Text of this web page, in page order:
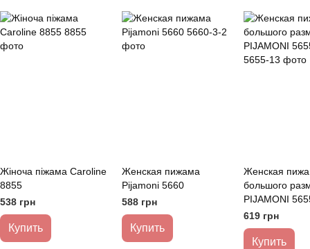
Жіноча піжама Caroline
8855
538 грн
Купить
Женская пижама
Pijamoni 5660
588 грн
Купить
Женская
большого
PIJAMONI
619 грн
Купить